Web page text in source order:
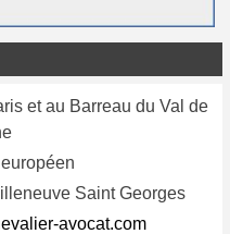
et au Barreau du Val de
Saint Georges
avocat.com